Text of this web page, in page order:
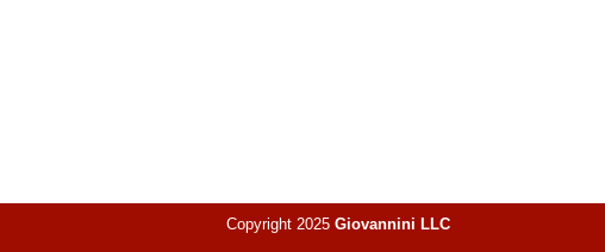
Copyright 2025 Giovannini LLC